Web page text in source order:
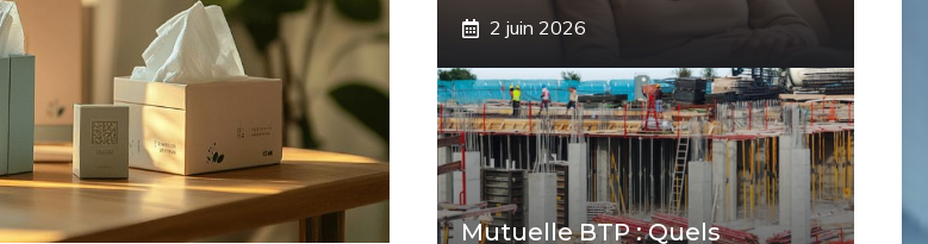
2 juin 2026
Mutuelle BTP : Quels